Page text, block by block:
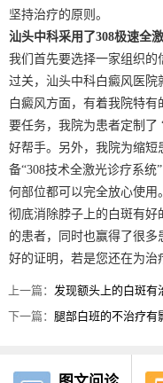
坚持治疗的原则。
汕头中科采用了308极速全
我们首先要选择一家组织
过关，汕头中科白癜风医
白癜风方面，有着我院特
要任务，我院为患者定制了
好帮手。另外，我院为缩
备“308技术全激光诊疗系
何部位都可以完全放心使用
彻底消除脖子上的白斑有好
的患者，同时也赢得了很
好的证明，若是您还在为治
上一篇：发现额头上的白斑有
下一篇：腿部白班的不治疗有